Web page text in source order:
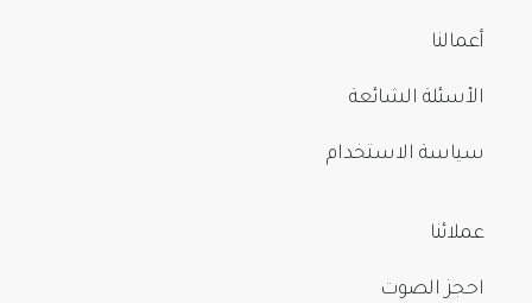
أعمالنا
الأسئلة الشائعة
سياسة الاستخدام
عملائنا
احجز الصوت